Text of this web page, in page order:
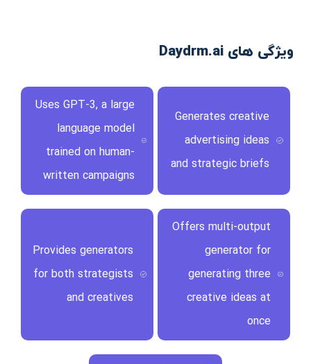
ویژگی های Daydrm.ai
Generates creative
advertising ideas
and strategic briefs
Uses GPT-3, a large
language model
trained on human-
written campaigns
Offers multi-output
generator for
generating three
creative ideas at
once
Provides generators
for both strategists
and creatives